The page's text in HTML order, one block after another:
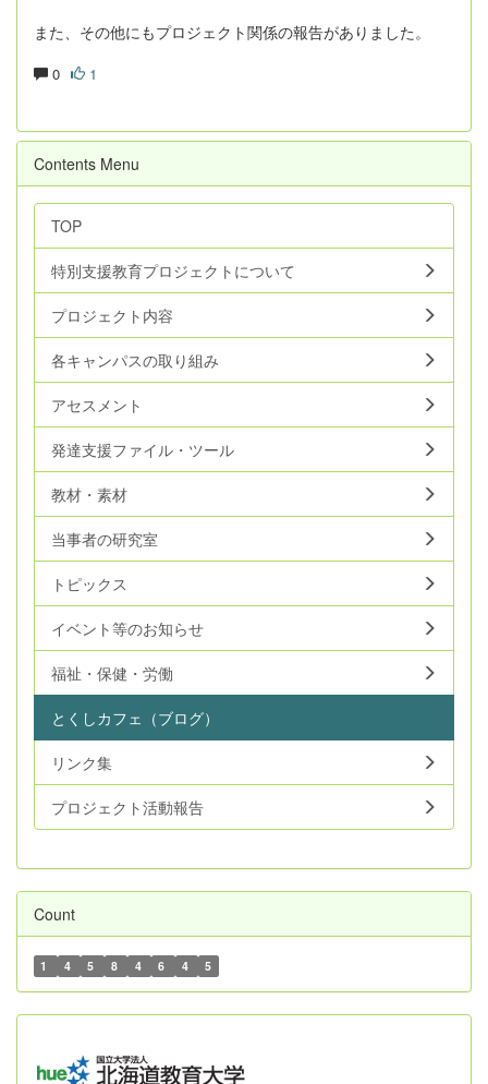
また、その他にもプロジェクト関係の報告がありました。
0 1
Contents Menu
TOP
特別支援教育プロジェクトについて
プロジェクト内容
各キャンパスの取り組み
アセスメント
発達支援ファイル・ツール
教材・素材
当事者の研究室
トピックス
イベント等のお知らせ
福祉・保健・労働
とくしカフェ（ブログ）
リンク集
プロジェクト活動報告
Count
1 4 5 8 4 6 4 5